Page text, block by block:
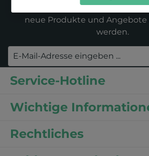
erscheinenden Newsletter, um
neue Produkte und Angebote
werden.
Service-Hotline
Wichtige
Rechtliches